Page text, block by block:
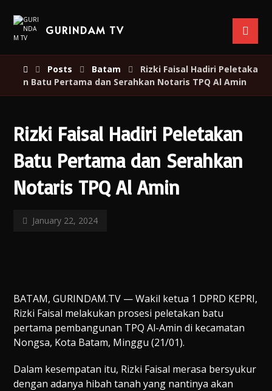
GURINDAM TV
Posts Batam
Rizki Faisal Hadiri Peletaka
n Batu Pertama dan Serahkan Notaris TPQ Al Amin
Rizki Faisal Hadiri Peletakan
Batu Pertama dan Serahkan
Notaris TPQ Al Amin
January 22, 2024
BATAM, GURINDAM.TV — Wakil ketua 1 DPRD KEPRI,
Rizki Faisal melakukan prosesi peletakan batu
pertama pembangunan TPQ Al-Amin di kecamatan
Nongsa, Kota Batam, Minggu (21/01).
Dalam kesempatan itu, Rizki Faisal merasa bersyukur
dengan adanya hibah tanah yang nantinya akan